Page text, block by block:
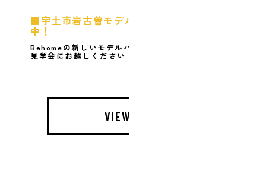
■宇土市岩古曽モデルハウス 随時見学受付
中！
Behomeの新しいモデルハウスが完成しました！ぜひ
見学会にお越しください！
VIEW MORE